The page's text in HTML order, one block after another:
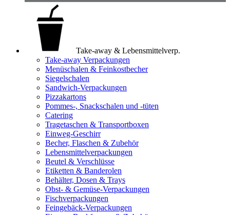
Take-away & Lebensmittelverp.
Take-away Verpackungen
Menüschalen & Feinkostbecher
Siegelschalen
Sandwich-Verpackungen
Pizzakartons
Pommes-, Snackschalen und -tüten
Catering
Tragetaschen & Transportboxen
Einweg-Geschirr
Becher, Flaschen & Zubehör
Lebensmittelverpackungen
Beutel & Verschlüsse
Etiketten & Banderolen
Behälter, Dosen & Trays
Obst- & Gemüse-Verpackungen
Fischverpackungen
Feingebäck-Verpackungen